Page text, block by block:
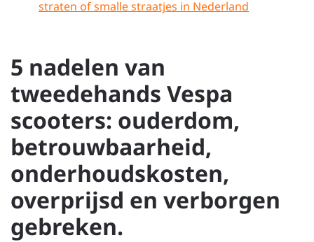
straten of smalle straatjes in Nederland
5 nadelen van
tweedehands Vespa
scooters: ouderdom,
betrouwbaarheid,
onderhoudskosten,
overprijsd en verborgen
gebreken.